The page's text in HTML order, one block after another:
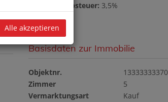
Grunderwerbsteuer: 3,5%
Basisdaten zur Immobilie
Objektnr.
13333333370
Zimmer
5
Vermarktungsart
Kauf
Alle akzeptieren